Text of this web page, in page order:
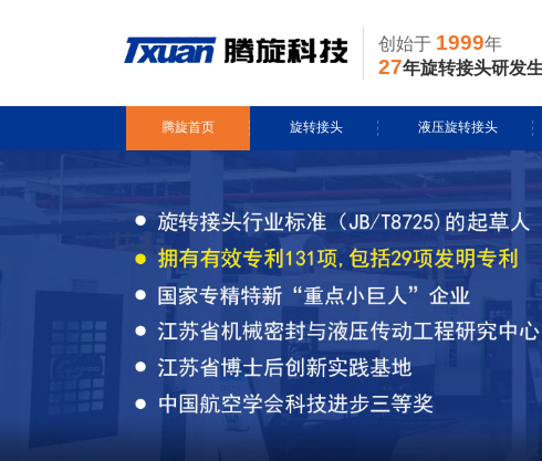
创始于 1999年
27年旋转接头研发
腾旋首页 旋转接头
水用旋转接头
导热油旋转接头
蒸汽旋转接头
气用旋转接头
液压旋转接头
风电液压滑环
多通路旋转接头定制
关节接头